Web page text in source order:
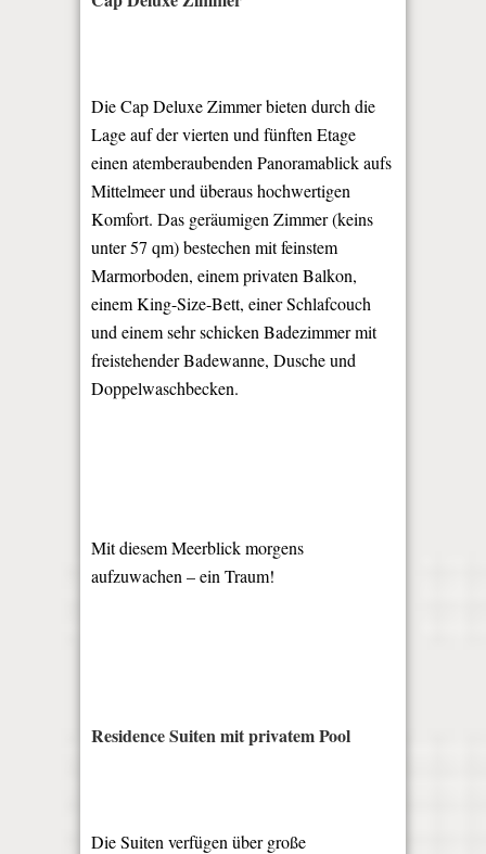
Die Cap Deluxe Zimmer bieten durch die
Lage auf der vierten und fünften Etage
einen atemberaubenden Panoramablick aufs
Mittelmeer und überaus hochwertigen
Komfort. Das geräumigen Zimmer (keins
unter 57 qm) bestechen mit feinstem
Marmorboden, einem privaten Balkon,
einem King-Size-Bett, einer Schlafcouch
und einem sehr schicken Badezimmer mit
freistehender Badewanne, Dusche und
Doppelwaschbecken.
Mit diesem Meerblick morgens
aufzuwachen – ein Traum!
Residence Suiten mit privatem Pool
Die Suiten verfügen über große